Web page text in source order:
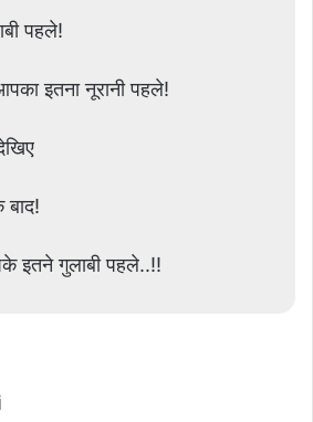
पहले!
इतना नूरानी पहले!
इतने गुलाबी पहले..!!